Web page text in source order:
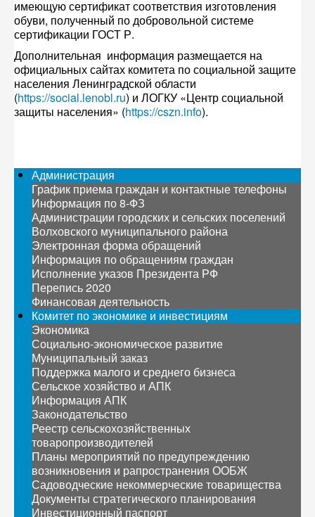
имеющую сертификат соответствия изготовления
обуви, полученный по добровольной системе
сертификации ГОСТ Р.
Дополнительная информация размещается на
официальных сайтах комитета по социальной защите
населения Ленинградской области
(https://social.lenobl.ru) и ЛОГКУ «Центр социальной
защиты населения» (https://cszn.info).
Администрация
График приема граждан и контактные телефоны
Информация по 8-ФЗ
Администрации городских и сельских поселений
Волховского муниципального района
Электронная форма обращений
Информация по обращениям граждан
Исполнение указов Президента РФ
Перепись 2020
Финансовая деятельность
Комитет по экономике и инвестициям
Экономика
Социально-экономическое развитие
Муниципальный заказ
Поддержка малого и среднего бизнеса
Сельское хозяйство и АПК
Информация АПК
Законодательство
Реестр сельскохозяйственных
товаропроизводителей
Планы мероприятий по предупреждению
возникновения и рапространения ООБЖ
Садоводческие некоммерческие товарищества
Документы стратегического планирования
Инвестиционный паспорт